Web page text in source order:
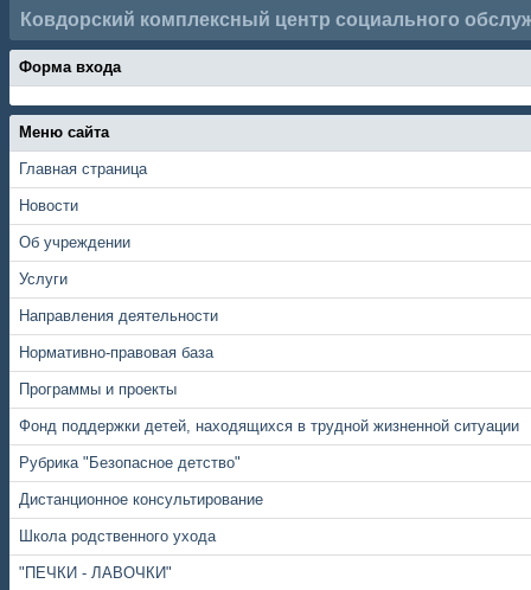
Ковдорский комплексный центр социального
Форма входа
Меню сайта
Главная страница
Новости
Об учреждении
Услуги
Направления деятельности
Нормативно-правовая база
Программы и проекты
Фонд поддержки детей, находящихся в трудной жизненной ситуации
Рубрика "Безопасное детство"
Дистанционное консультирование
Школа родственного ухода
"ПЕЧКИ - ЛАВОЧКИ"